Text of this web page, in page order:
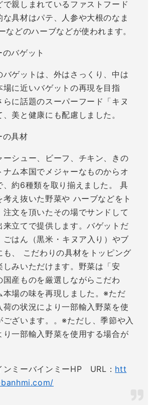
で親しまれているファストフード
な具材はパテ、人参や大根のなま
などのハーブなどが使われます。
バゲット
バゲットは、外はさっくり、中は
場に近いバゲットの再現を目指
らに話題のスーパーフード「キヌ
美と健康にも配慮しました。
具材
ーシュー、ビーフ、チキン、きの
ナム本国でメジャーなものからオ
、約6種類を取り揃えました。 具
考え抜いた野菜や ハーブなどをト
注文を頂いたその場でサンドして
来立てで提供します。バゲットだ
はん（黒米・キヌア入り）やブ
も、 こだわりの具材をトッピング
しみいただけます。野菜は「安
国産ものを厳選しながらこだわ
本場の味を再現しました。※ただ
荷の状況により一部輸入野菜を使
ございます。。※ただし、季節や入
り一部輸入野菜を使用する場合が
ンミーバインミーHP URL： htt